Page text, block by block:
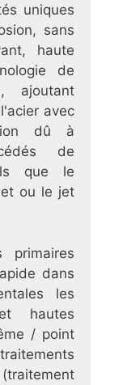
uniques
sans
haute
de
ajoutant
avec
dû à
de
que le
ou le jet
primaires
dans
les
hautes
/ point